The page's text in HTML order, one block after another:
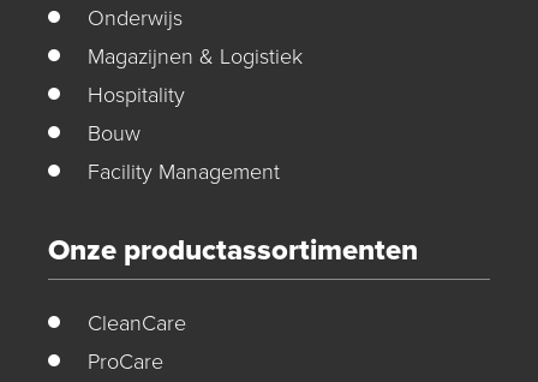
Onderwijs
Magazijnen & Logistiek
Hospitality
Bouw
Facility Management
Onze productassortimenten
CleanCare
ProCare